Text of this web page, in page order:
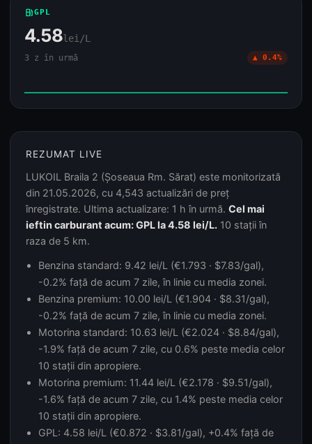
local_gas_stationGPL
4.58lei/L
3 z în urmă ▲ 0.4%
REZUMAT LIVE
LUKOIL Braila 2 (Șoseaua Rm. Sărat) este monitorizată
din 21.05.2026, cu 4,543 actualizări de preț
înregistrate. Ultima actualizare: 1 h în urmă. Cel mai
ieftin carburant acum: GPL la 4.58 lei/L. 10 stații în
raza de 5 km.
Benzina standard: 9.42 lei/L (€1.793 · $7.83/gal),
-0.2% față de acum 7 zile, în linie cu media zonei.
Benzina premium: 10.00 lei/L (€1.904 · $8.31/gal),
-0.2% față de acum 7 zile, în linie cu media zonei.
Motorina standard: 10.63 lei/L (€2.024 · $8.84/gal),
-1.9% față de acum 7 zile, cu 0.6% peste media celor
10 stații din apropiere.
Motorina premium: 11.44 lei/L (€2.178 · $9.51/gal),
-1.6% față de acum 7 zile, cu 1.4% peste media celor
10 stații din apropiere.
GPL: 4.58 lei/L (€0.872 · $3.81/gal), +0.4% față de